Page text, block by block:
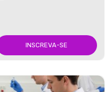
INSCREVA-SE